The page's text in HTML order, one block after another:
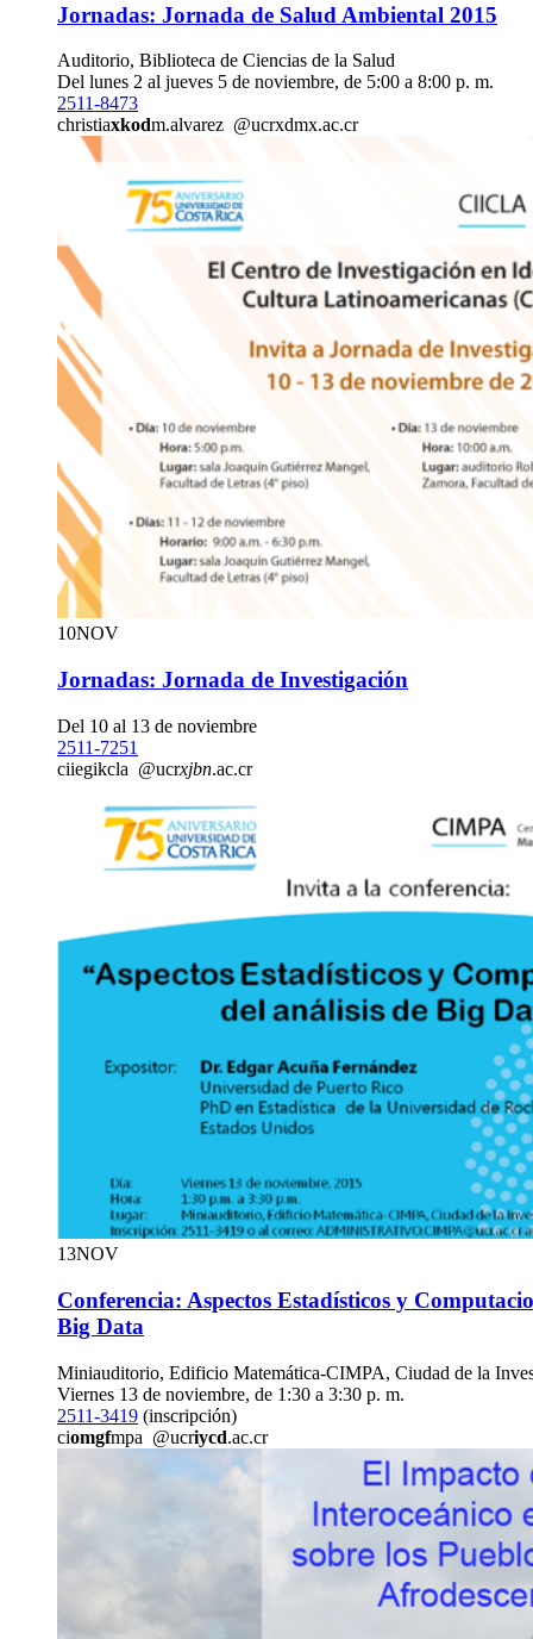
Jornadas: Jornada de Salud Ambiental 2015
Auditorio, Biblioteca de Ciencias de la Salud
Del lunes 2 al jueves 5 de noviembre, de 5:00 a 8:00 p. m.
2511-8473
christiaxkodm.alvarez @ucrxdmx.ac.cr
10NOV
Jornadas: Jornada de Investigación
Del 10 al 13 de noviembre
2511-7251
ciiegikcla @ucrxjbn.ac.cr
13NOV
Conferencia: Aspectos Estadísticos y
Big Data
Miniauditorio, Edificio Matemática-CIMPA, Ciudad de la
Viernes 13 de noviembre, de 1:30 a 3:30 p. m.
2511-3419 (inscripción)
ciomgfmpa @ucriycd.ac.cr